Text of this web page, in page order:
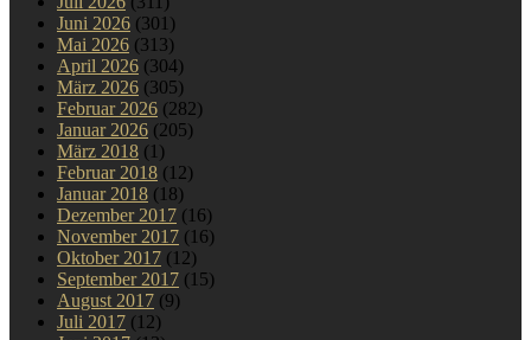
Juni 2026 (301)
Mai 2026 (313)
April 2026 (304)
März 2026 (305)
Februar 2026 (282)
Januar 2026 (205)
März 2018 (1)
Februar 2018 (12)
Januar 2018 (18)
Dezember 2017 (16)
November 2017 (16)
Oktober 2017 (12)
September 2017 (15)
August 2017 (9)
Juli 2017 (12)